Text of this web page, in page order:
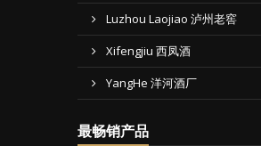
Luzhou Laojiao 泸州老窖
Xifengjiu 西凤酒
YangHe 洋河酒厂
最畅销产品